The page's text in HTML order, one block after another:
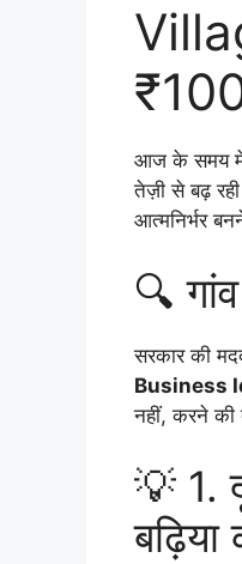
आज के समय में
तेज़ी से बढ़
आत्मनिर्भर
🔍
सरकार की
Business
नहीं, करने की
💡 1.
बढ़िया